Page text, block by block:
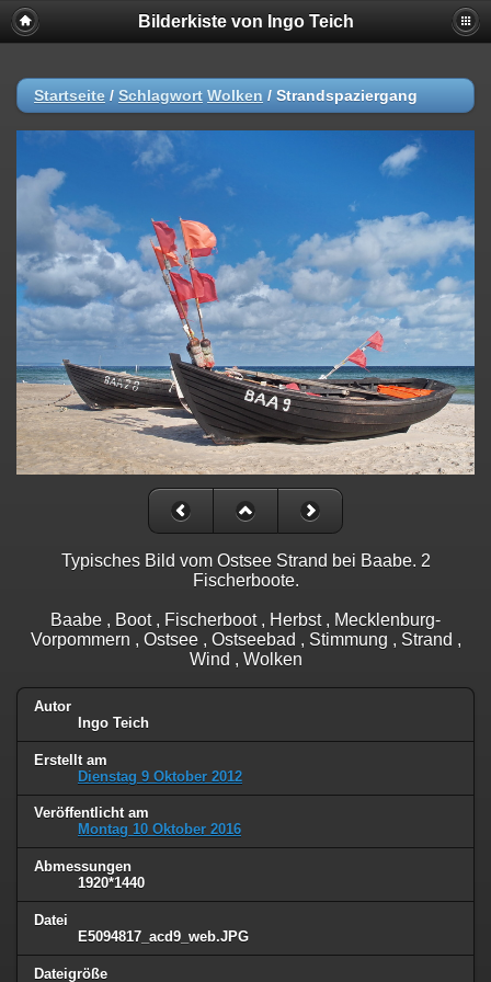
Bilderkiste von Ingo Teich
Startseite / Schlagwort Wolken / Strandspaziergang
Typisches Bild vom Ostsee Strand bei Baabe. 2
Fischerboote.
Baabe , Boot , Fischerboot , Herbst , Mecklenburg-
Vorpommern , Ostsee , Ostseebad , Stimmung , Strand ,
Wind , Wolken
Autor
Ingo Teich
Erstellt am
Dienstag 9 Oktober 2012
Veröffentlicht am
Montag 10 Oktober 2016
Abmessungen
1920*1440
Datei
E5094817_acd9_web.JPG
Dateigröße